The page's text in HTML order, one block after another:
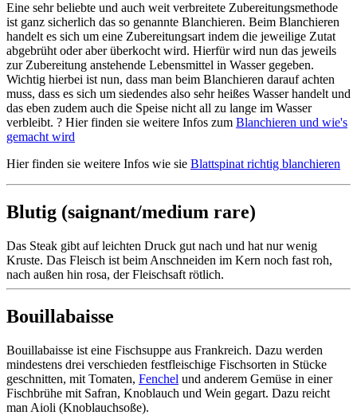
Eine sehr beliebte und auch weit verbreitete Zubereitungsmethode
ist ganz sicherlich das so genannte Blanchieren. Beim Blanchieren
handelt es sich um eine Zubereitungsart indem die jeweilige Zutat
abgebrüht oder aber überkocht wird. Hierfür wird nun das jeweils
zur Zubereitung anstehende Lebensmittel in Wasser gegeben.
Wichtig hierbei ist nun, dass man beim Blanchieren darauf achten
muss, dass es sich um siedendes also sehr heißes Wasser handelt und
das eben zudem auch die Speise nicht all zu lange im Wasser
verbleibt. ? Hier finden sie weitere Infos zum Blanchieren und wie's
gemacht wird
Hier finden sie weitere Infos wie sie Blattspinat richtig blanchieren
Blutig (saignant/medium rare)
Das Steak gibt auf leichten Druck gut nach und hat nur wenig
Kruste. Das Fleisch ist beim Anschneiden im Kern noch fast roh,
nach außen hin rosa, der Fleischsaft rötlich.
Bouillabaisse
Bouillabaisse ist eine Fischsuppe aus Frankreich. Dazu werden
mindestens drei verschieden festfleischige Fischsorten in Stücke
geschnitten, mit Tomaten, Fenchel und anderem Gemüse in einer
Fischbrühe mit Safran, Knoblauch und Wein gegart. Dazu reicht
man Aioli (Knoblauchsoße).